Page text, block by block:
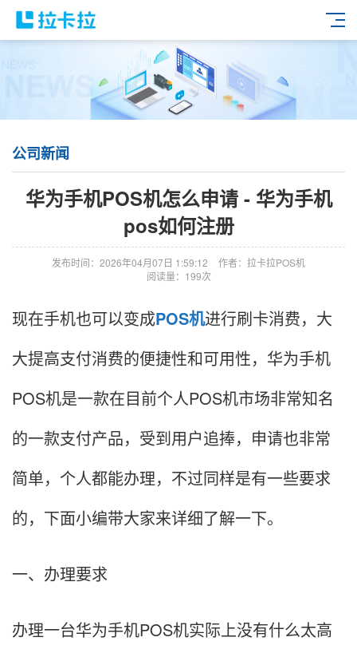
公司新闻
华为手机POS机怎么申请 - 华为手机
pos如何注册
发布时间：2026年04月07日 1:59:12
作者：拉卡拉POS机
阅读量：199次
现在手机也可以变成POS机进行刷卡消费，大
大提高支付消费的便捷性和可用性，华为手机
POS机是一款在目前个人POS机市场非常知名
的一款支付产品，受到用户追捧，申请也非常
简单，个人都能办理，不过同样是有一些要求
的，下面小编带大家来详细了解一下。
一、办理要求
办理一台华为手机POS机实际上没有什么太高